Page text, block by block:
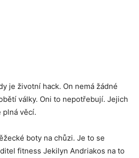
je životní hack. On nemá žádné
války. Oni to nepotřebují. Jejich
plná věcí.
boty na chůzi. Je to se
fitness Jekilyn Andriakos na to